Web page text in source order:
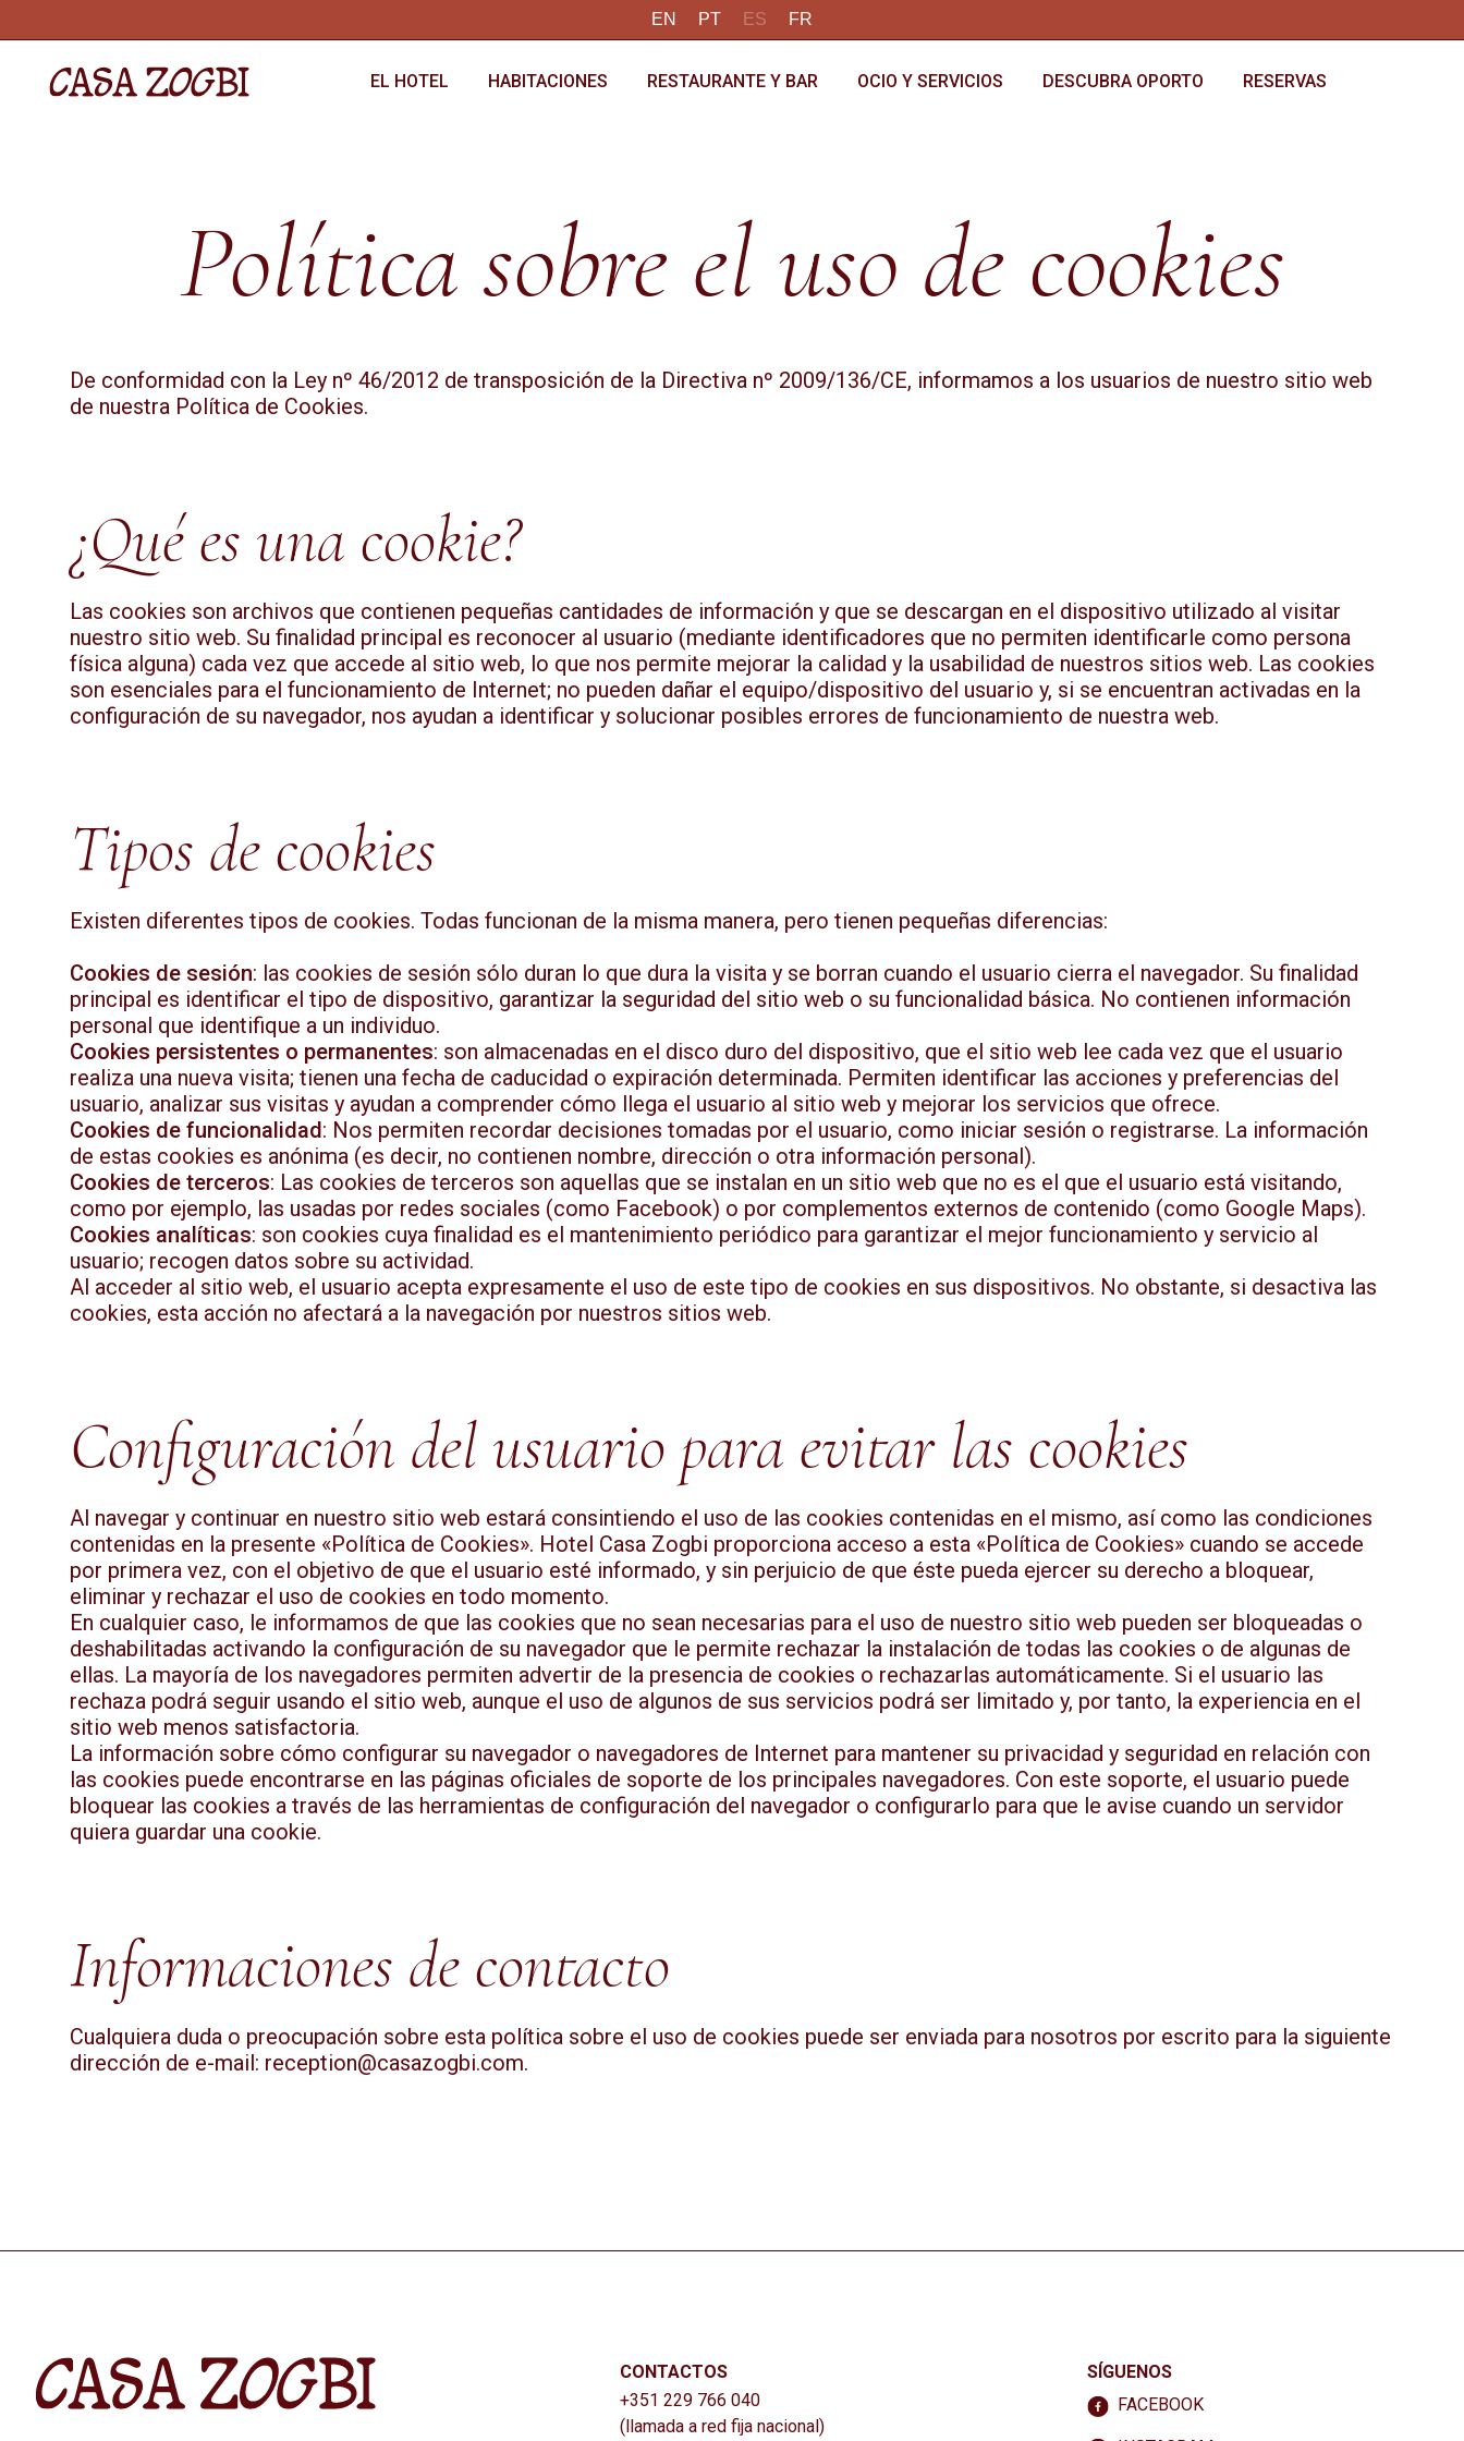
EN PT ES FR
EL HOTEL HABITACIONES RESTAURANTE Y BAR OCIO Y SERVICIOS DESCUBRA OPORTO RESERVAS
Política sobre el uso de cookies
De conformidad con la Ley nº 46/2012 de transposición de la Directiva nº 2009/136/CE, informamos a los usuarios de nuestro sitio web
de nuestra Política de Cookies.
¿Qué es una cookie?
Las cookies son archivos que contienen pequeñas cantidades de información y que se descargan en el dispositivo utilizado al visitar
nuestro sitio web. Su finalidad principal es reconocer al usuario (mediante identificadores que no permiten identificarle como persona
física alguna) cada vez que accede al sitio web, lo que nos permite mejorar la calidad y la usabilidad de nuestros sitios web. Las cookies
son esenciales para el funcionamiento de Internet; no pueden dañar el equipo/dispositivo del usuario y, si se encuentran activadas en la
configuración de su navegador, nos ayudan a identificar y solucionar posibles errores de funcionamiento de nuestra web.
Tipos de cookies
Existen diferentes tipos de cookies. Todas funcionan de la misma manera, pero tienen pequeñas diferencias:
Cookies de sesión: las cookies de sesión sólo duran lo que dura la visita y se borran cuando el usuario cierra el navegador. Su finalidad
principal es identificar el tipo de dispositivo, garantizar la seguridad del sitio web o su funcionalidad básica. No contienen información
personal que identifique a un individuo.
Cookies persistentes o permanentes: son almacenadas en el disco duro del dispositivo, que el sitio web lee cada vez que el usuario
realiza una nueva visita; tienen una fecha de caducidad o expiración determinada. Permiten identificar las acciones y preferencias del
usuario, analizar sus visitas y ayudan a comprender cómo llega el usuario al sitio web y mejorar los servicios que ofrece.
Cookies de funcionalidad: Nos permiten recordar decisiones tomadas por el usuario, como iniciar sesión o registrarse. La información
de estas cookies es anónima (es decir, no contienen nombre, dirección o otra información personal).
Cookies de terceros: Las cookies de terceros son aquellas que se instalan en un sitio web que no es el que el usuario está visitando,
como por ejemplo, las usadas por redes sociales (como Facebook) o por complementos externos de contenido (como Google Maps).
Cookies analíticas: son cookies cuya finalidad es el mantenimiento periódico para garantizar el mejor funcionamiento y servicio al
usuario; recogen datos sobre su actividad.
Al acceder al sitio web, el usuario acepta expresamente el uso de este tipo de cookies en sus dispositivos. No obstante, si desactiva las
cookies, esta acción no afectará a la navegación por nuestros sitios web.
Configuración del usuario para evitar las cookies
Al navegar y continuar en nuestro sitio web estará consintiendo el uso de las cookies contenidas en el mismo, así como las condiciones
contenidas en la presente «Política de Cookies». Hotel Casa Zogbi proporciona acceso a esta «Política de Cookies» cuando se accede
por primera vez, con el objetivo de que el usuario esté informado, y sin perjuicio de que éste pueda ejercer su derecho a bloquear,
eliminar y rechazar el uso de cookies en todo momento.
En cualquier caso, le informamos de que las cookies que no sean necesarias para el uso de nuestro sitio web pueden ser bloqueadas o
deshabilitadas activando la configuración de su navegador que le permite rechazar la instalación de todas las cookies o de algunas de
ellas. La mayoría de los navegadores permiten advertir de la presencia de cookies o rechazarlas automáticamente. Si el usuario las
rechaza podrá seguir usando el sitio web, aunque el uso de algunos de sus servicios podrá ser limitado y, por tanto, la experiencia en el
sitio web menos satisfactoria.
La información sobre cómo configurar su navegador o navegadores de Internet para mantener su privacidad y seguridad en relación con
las cookies puede encontrarse en las páginas oficiales de soporte de los principales navegadores. Con este soporte, el usuario puede
bloquear las cookies a través de las herramientas de configuración del navegador o configurarlo para que le avise cuando un servidor
quiera guardar una cookie.
Informaciones de contacto
Cualquiera duda o preocupación sobre esta política sobre el uso de cookies puede ser enviada para nosotros por escrito para la siguiente
dirección de e-mail: reception@casazogbi.com.
CONTACTOS
+351 229 766 040
(llamada a red fija nacional)
SÍGUENOS
FACEBOOK